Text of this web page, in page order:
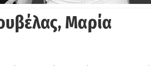
Μαρία